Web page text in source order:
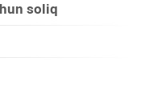
soliq